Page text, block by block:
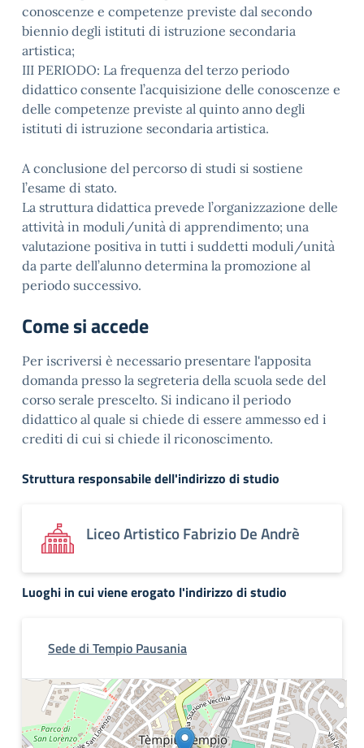
conoscenze e competenze previste dal secondo
biennio degli istituti di istruzione secondaria
artistica;
III PERIODO: La frequenza del terzo periodo
didattico consente l’acquisizione delle conoscenze e
delle competenze previste al quinto anno degli
istituti di istruzione secondaria artistica.
A conclusione del percorso di studi si sostiene
l’esame di stato.
La struttura didattica prevede l’organizzazione delle
attività in moduli/unità di apprendimento; una
valutazione positiva in tutti i suddetti moduli/unità
da parte dell’alunno determina la promozione al
periodo successivo.
Come si accede
Per iscriversi è necessario presentare l'apposita
domanda presso la segreteria della scuola sede del
corso serale prescelto. Si indicano il periodo
didattico al quale si chiede di essere ammesso ed i
crediti di cui si chiede il riconoscimento.
Struttura responsabile dell'indirizzo di studio
Liceo Artistico Fabrizio De Andrè
Luoghi in cui viene erogato l'indirizzo di studio
Sede di Tempio Pausania